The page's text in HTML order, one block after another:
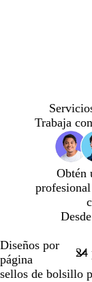
Trabaja
Obtén
Diseños por
página
sellos de bolsillo